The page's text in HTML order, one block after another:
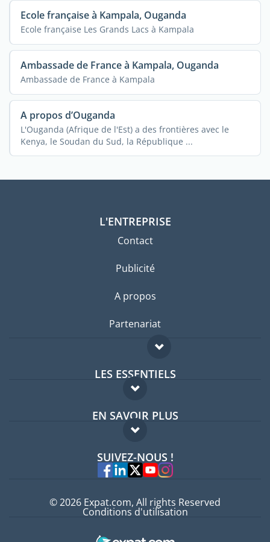
Ecole française à Kampala, Ouganda
Ecole française Les Grands Lacs à Kampala
Ambassade de France à Kampala, Ouganda
Ambassade de France à Kampala
A propos d’Ouganda
L'Ouganda (Afrique de l'Est) a des frontières avec le
Kenya, le Soudan du Sud, la République ...
L'ENTREPRISE
Contact
Publicité
A propos
Partenariat
LES ESSENTIELS
Forum expatriés
Guides pays
EN SAVOIR PLUS
FAQ
Experts
SUIVEZ-NOUS !
© 2026 Expat.com, All rights Reserved
Conditions d'utilisation